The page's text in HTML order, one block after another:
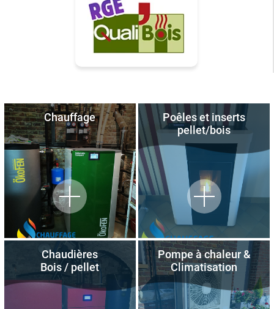
Chauffage
Poêles et inserts
pellet/bois
Chaudières
Bois / pellet
Pompe à chaleur &
Climatisation